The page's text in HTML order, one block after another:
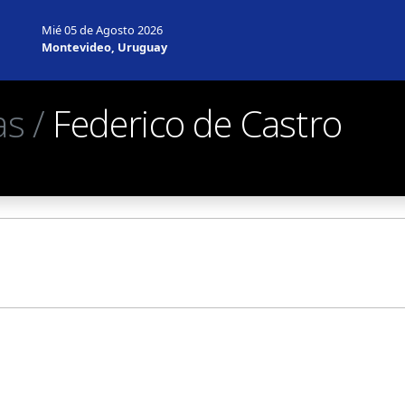
Mié 05 de Agosto 2026
Montevideo, Uruguay
/ Federico de Castro